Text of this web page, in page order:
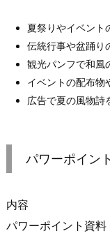
夏祭りやイベント
伝統行事や盆踊り
観光パンフで和風
イベントの配布物
広告で夏の風物詩
パワーポイン
内容
パワーポイント資料